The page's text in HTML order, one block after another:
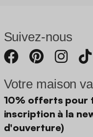
Suivez-nous
Votre maison
10% offerts pour
inscription à la
d'ouverture)